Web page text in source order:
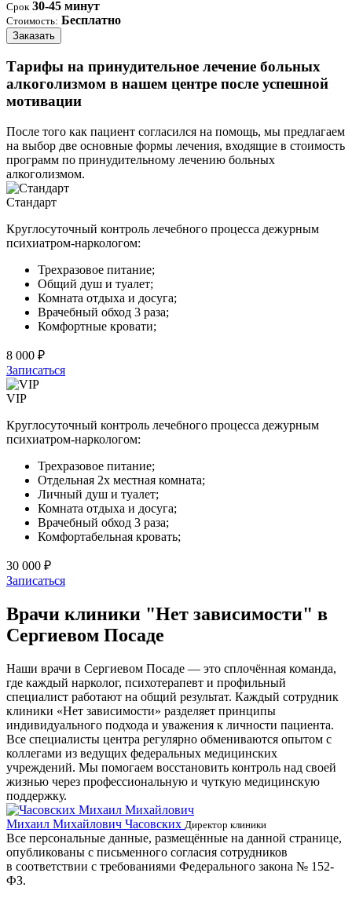
Срок 30-45 минут
Стоимость: Бесплатно
Заказать
Тарифы на принудительное лечение больных
алкоголизмом в нашем центре после успешной
мотивации
После того как пациент согласился на помощь, мы предлагаем
на выбор две основные формы лечения, входящие в стоимость
программ по принудительному лечению больных
алкоголизмом.
Стандарт
Круглосуточный контроль лечебного процесса дежурным
психиатром-наркологом:
Трехразовое питание;
Общий душ и туалет;
Комната отдыха и досуга;
Врачебный обход 3 раза;
Комфортные кровати;
8 000 ₽
Записаться
VIP
Круглосуточный контроль лечебного процесса дежурным
психиатром-наркологом:
Трехразовое питание;
Отдельная 2х местная комната;
Личный душ и туалет;
Комната отдыха и досуга;
Врачебный обход 3 раза;
Комфортабельная кровать;
30 000 ₽
Записаться
Врачи клиники "Нет зависимости" в
Сергиевом Посаде
Наши врачи в Сергиевом Посаде — это сплочённая команда,
где каждый нарколог, психотерапевт и профильный
специалист работают на общий результат. Каждый сотрудник
клиники «Нет зависимости» разделяет принципы
индивидуального подхода и уважения к личности пациента.
Все специалисты центра регулярно обмениваются опытом с
коллегами из ведущих федеральных медицинских
учреждений. Мы помогаем восстановить контроль над своей
жизнью через профессиональную и чуткую медицинскую
поддержку.
Михаил Михайлович Часовских Директор клиники
Все персональные данные, размещённые на данной странице,
опубликованы с письменного согласия сотрудников
в соответствии с требованиями Федерального закона № 152-
ФЗ.